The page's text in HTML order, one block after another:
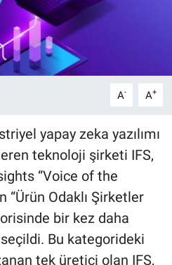
A- A+
yapay zeka yazılımı
teknoloji şirketi IFS,
“Voice of the
“Ürün Odaklı Şirketler
bir kez daha
Bu kategorideki
tek üretici olan IFS,